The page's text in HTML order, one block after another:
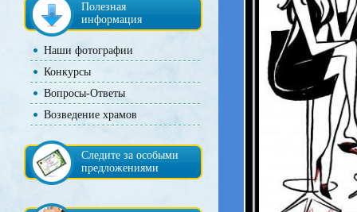
Полезная
информация
Наши фотографии
Конкурсы
Вопросы-Ответы
Возведение храмов
Следите за особыми
предложениями